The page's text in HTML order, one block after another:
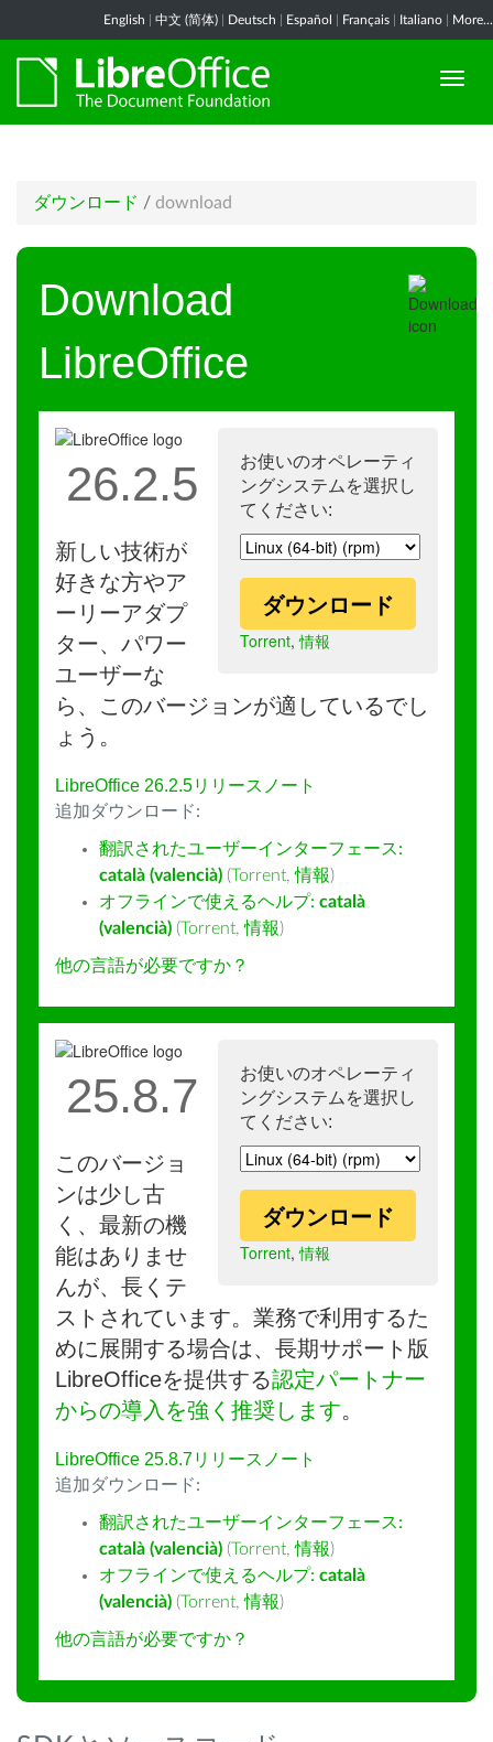
English 中文 (简体) Deutsch Español Français Italiano More...
ダウンロード / download
Download
LibreOffice
お使いのオペレーティ
ングシステムを選択し
てください:
ダウンロード
Torrent,情報
26.2.5
新しい技術が
好きな方やア
ーリーアダプ
ター、パワー
ユーザーな
ら、このバージョンが適しているでし
ょう。
LibreOffice 26.2.5リリースノート
追加ダウンロード:
翻訳されたユーザーインターフェース:
català (valencià) (Torrent,情報)
オフラインで使えるヘルプ: català
(valencià) (Torrent,情報)
他の言語が必要ですか？
お使いのオペレーティ
ングシステムを選択し
てください:
ダウンロード
Torrent,情報
25.8.7
このバージョ
ンは少し古
く、最新の機
能はありませ
んが、長くテ
ストされています。業務で利用するた
めに展開する場合は、長期サポート版
LibreOfficeを提供する認定パートナー
からの導入を強く推奨します。
LibreOffice 25.8.7リリースノート
追加ダウンロード:
翻訳されたユーザーインターフェース:
català (valencià) (Torrent,情報)
オフラインで使えるヘルプ: català
(valencià) (Torrent,情報)
他の言語が必要ですか？